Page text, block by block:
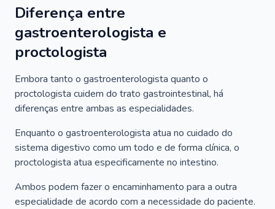
Diferença entre
gastroenterologista e
proctologista
Embora tanto o gastroenterologista quanto o
proctologista cuidem do trato gastrointestinal, há
diferenças entre ambas as especialidades.
Enquanto o gastroenterologista atua no cuidado do
sistema digestivo como um todo e de forma clínica, o
proctologista atua especificamente no intestino.
Ambos podem fazer o encaminhamento para a outra
especialidade de acordo com a necessidade do paciente.